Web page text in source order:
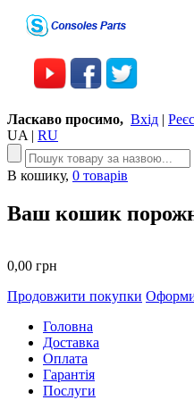
Ласкаво просимо, Вхід |
UA | RU
В кошику, 0 товарів
Ваш кошик
0,00 грн
Продовжити покупки
Головна
Доставка
Оплата
Гарантія
Послуги